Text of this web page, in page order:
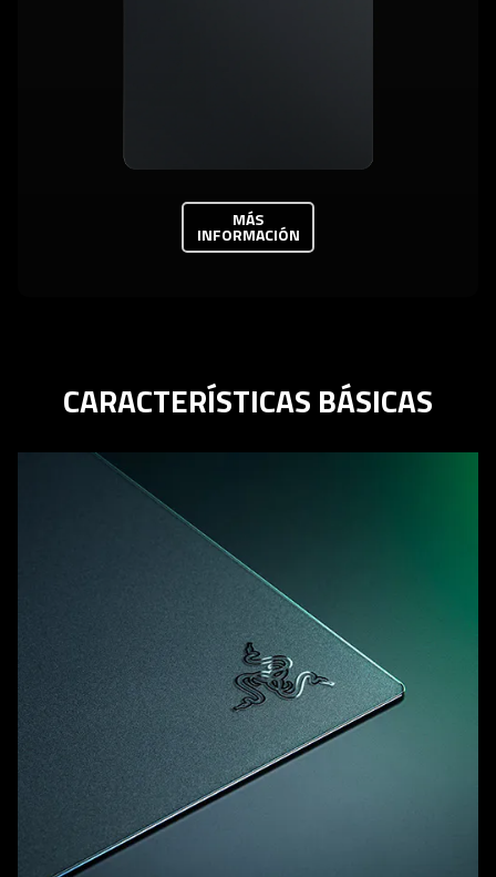
MÁS
INFORMACIÓN
CARACTERÍSTICAS BÁSICAS